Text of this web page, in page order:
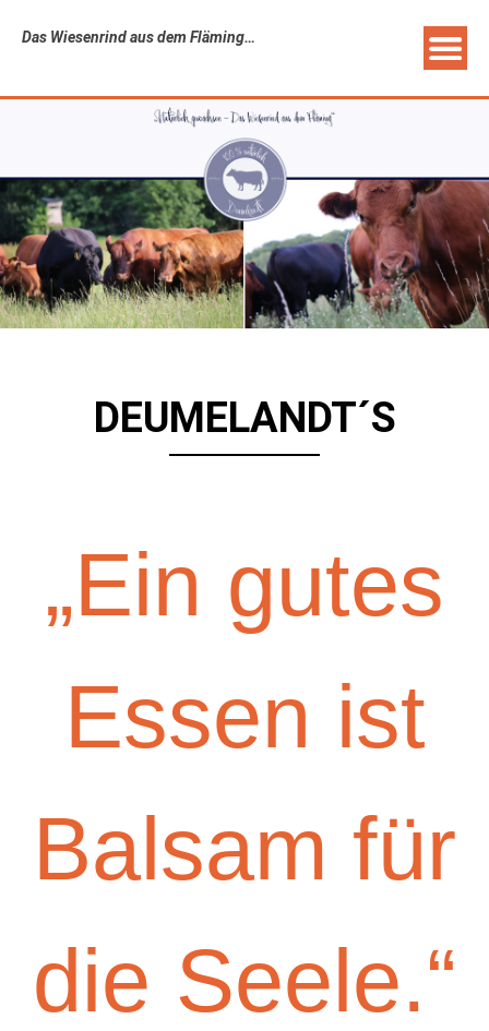
Das Wiesenrind aus dem Fläming…
DEUMELANDT´S
„Ein gutes
Essen ist
Balsam für
die Seele.“